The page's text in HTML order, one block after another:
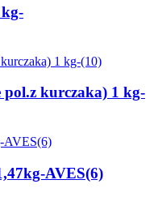
pol.z kurczaka) 1 kg-
AVES(6)